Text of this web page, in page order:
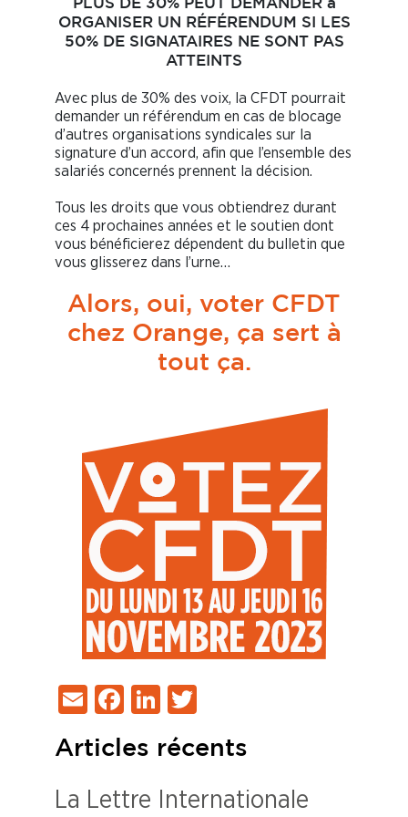
PLUS DE 30% PEUT DEMANDER à
ORGANISER UN RÉFÉRENDUM SI LES
50% DE SIGNATAIRES NE SONT PAS
ATTEINTS
Avec plus de 30% des voix, la CFDT pourrait
demander un référendum en cas de blocage
d’autres organisations syndicales sur la
signature d’un accord, afin que l’ensemble des
salariés concernés prennent la décision.
Tous les droits que vous obtiendrez durant
ces 4 prochaines années et le soutien dont
vous bénéficierez dépendent du bulletin que
vous glisserez dans l’urne…
Alors, oui, voter CFDT
chez Orange, ça sert à
tout ça.
EmailFacebook
LinkedIn
Articles récents
La Lettre Internationale